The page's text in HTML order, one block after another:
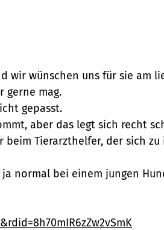
wir wünschen uns für sie am
gerne mag.
gepasst.
aber das legt sich recht
Tierarzthelfer, der sich
normal bei einem jungen